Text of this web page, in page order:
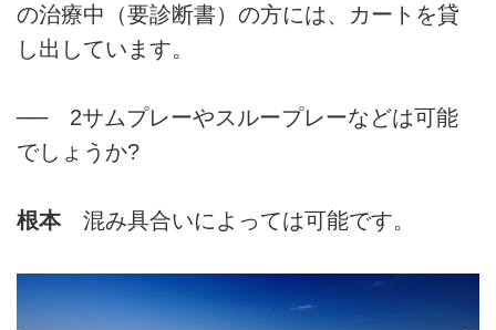
の治療中（要診断書）の方には、カートを貸
し出しています。
── 2サムプレーやスループレーなどは可能
でしょうか?
根本混み具合いによっては可能です。